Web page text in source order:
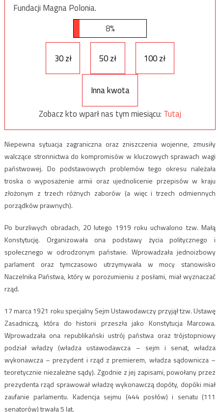
Fundacji Magna Polonia.
8%
30 zł 50 zł 100 zł
Inna kwota
Zobacz kto wparł nas tym miesiącu: Tutaj
Niepewna sytuacja zagraniczna oraz zniszczenia wojenne, zmusiły
walczące stronnictwa do kompromisów w kluczowych sprawach wagi
państwowej. Do podstawowych problemów tego okresu należała
troska o wyposażenie armii oraz ujednolicenie przepisów w kraju
złożonym z trzech różnych zaborów (a więc i trzech odmiennych
porządków prawnych).
Po burzliwych obradach, 20 lutego 1919 roku uchwalono tzw. Małą
Konstytucję. Organizowała ona podstawy życia politycznego i
społecznego w odrodzonym państwie. Wprowadzała jednoizbowy
parlament oraz tymczasowo utrzymywała w mocy stanowisko
Naczelnika Państwa, który w porozumieniu z posłami, miał wyznaczać
rząd.
17 marca 1921 roku specjalny Sejm Ustawodawczy przyjął tzw. Ustawę
Zasadniczą, która do historii przeszła jako Konstytucja Marcowa.
Wprowadzała ona republikański ustrój państwa oraz trójstopniowy
podział władzy (władza ustawodawcza – sejm i senat, władza
wykonawcza – prezydent i rząd z premierem, władza sądownicza –
teoretycznie niezależne sądy). Zgodnie z jej zapisami, powołany przez
prezydenta rząd sprawował władzę wykonawczą dopóty, dopóki miał
zaufanie parlamentu. Kadencja sejmu (444 posłów) i senatu (111
senatorów) trwała 5 lat.